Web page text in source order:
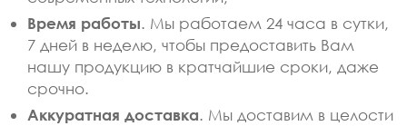
Время работы. Мы работаем 24 часа в сутки,
7 дней в неделю, чтобы предоставить Вам
нашу продукцию в кратчайшие сроки, даже
срочно.
Аккуратная доставка. Мы доставим в целости